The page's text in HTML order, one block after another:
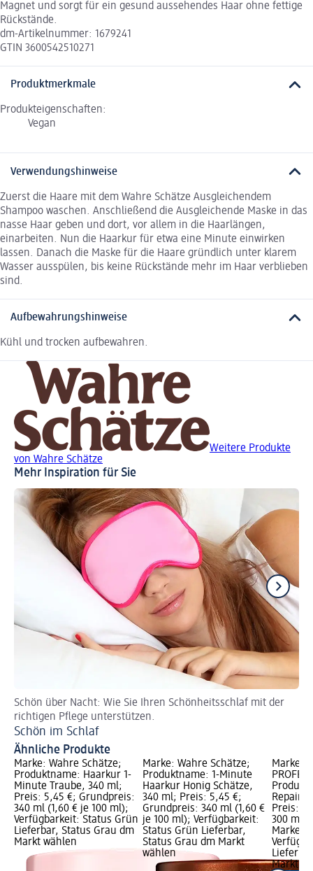
Magnet und sorgt für ein gesund aussehendes Haar ohne fettige
Rückstände.
dm-Artikelnummer: 1679241
GTIN 3600542510271
Produktmerkmale
Produkteigenschaften:
Vegan
Verwendungshinweise
Zuerst die Haare mit dem Wahre Schätze Ausgleichendem
Shampoo waschen. Anschließend die Ausgleichende Maske in das
nasse Haar geben und dort, vor allem in die Haarlängen,
einarbeiten. Nun die Haarkur für etwa eine Minute einwirken
lassen. Danach die Maske für die Haare gründlich unter klarem
Wasser ausspülen, bis keine Rückstände mehr im Haar verblieben
sind.
Aufbewahrungshinweise
Kühl und trocken aufbewahren.
Weitere Produkte
von Wahre Schätze
Mehr Inspiration für Sie
Schön über Nacht: Wie Sie Ihren Schönheitsschlaf mit der
richtigen Pflege unterstützen.
Schön im Schlaf
Ähnliche Produkte
Marke: Wahre Schätze;
Produktname: Haarkur 1-
Minute Traube, 340 ml;
Preis: 5,45 €; Grundpreis:
340 ml (1,60 € je 100 ml);
Verfügbarkeit: Status Grün
Lieferbar, Status Grau dm
Markt wählen
Marke: Wahre Schätze;
Produktname: 1-Minute
Haarkur Honig Schätze,
340 ml; Preis: 5,45 €;
Grundpreis: 340 ml (1,60 €
je 100 ml); Verfügbarkeit:
Status Grün Lieferbar,
Status Grau dm Markt
wählen
Marke:
Repair
Preis:
300 ml
Marke
Markt